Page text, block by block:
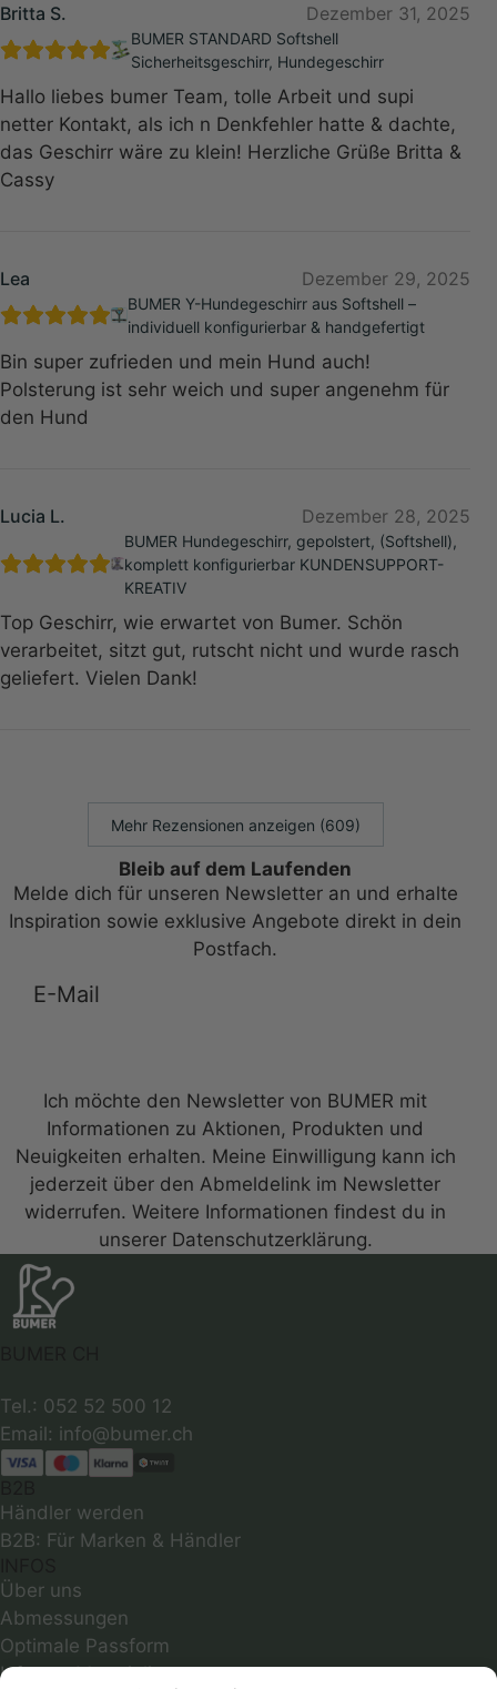
Britta S. Dezember 31, 2025
BUMER STANDARD Softshell
Sicherheitsgeschirr, Hundegeschirr
Hallo liebes bumer Team, tolle Arbeit und supi
netter Kontakt, als ich n Denkfehler hatte & dachte,
das Geschirr wäre zu klein! Herzliche Grüße Britta &
Cassy
Lea Dezember 29, 2025
BUMER Y-Hundegeschirr aus Softshell –
individuell konfigurierbar & handgefertigt
Bin super zufrieden und mein Hund auch!
Polsterung ist sehr weich und super angenehm für
den Hund
Lucia L. Dezember 28, 2025
BUMER Hundegeschirr, gepolstert, (Softshell),
komplett konfigurierbar KUNDENSUPPORT-
KREATIV
Top Geschirr, wie erwartet von Bumer. Schön
verarbeitet, sitzt gut, rutscht nicht und wurde rasch
geliefert. Vielen Dank!
Mehr Rezensionen anzeigen (609)
Bleib auf dem Laufenden
Melde dich für unseren Newsletter an und erhalte
Inspiration sowie exklusive Angebote direkt in dein
Postfach.
Ich möchte den Newsletter von BUMER mit
Informationen zu Aktionen, Produkten und
Neuigkeiten erhalten. Meine Einwilligung kann ich
jederzeit über den Abmeldelink im Newsletter
widerrufen. Weitere Informationen findest du in
unserer Datenschutzerklärung.
Tel.: 052 52 500 12
Händler werden
B2B: Für Marken & Händler
Über uns
Abmessungen
Optimale Passform
Infos zu Materialien